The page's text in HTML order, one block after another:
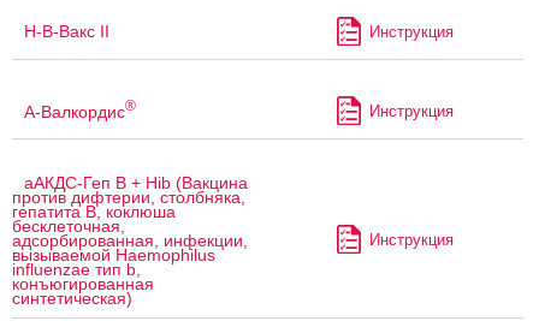
H-B-Вакс II Инструкция
А-Валкордис® Инструкция
аАКДС-Геп B + Hib (Вакцина
против дифтерии, столбняка,
гепатита B, коклюша
бесклеточная,
адсорбированная, инфекции,
вызываемой Haemophilus
influenzae тип b,
конъюгированная
синтетическая)
Инструкция